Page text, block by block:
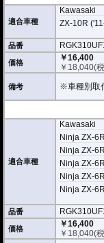
適合車種
Kawasaki
ZX-10R
品番
価格
￥16,400
￥ 18,040(
備考 ※車種別取
適合車種
Kawasaki
Ninja ZX-
Ninja ZX-
Ninja ZX-
Ninja ZX-
Ninja ZX-
品番
価格
￥16,400
￥ 18,040(